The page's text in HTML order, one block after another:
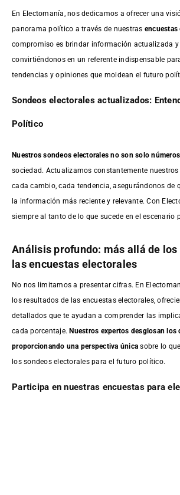
En Electomanía, nos dedicamos a ofrecer una
panorama político a través de nuestras encuestas
compromiso es brindar información actualizada y
convirtiéndonos en un referente indispensable
tendencias y opiniones que moldean el futuro
Sondeos electorales actualizados:
Político
Nuestros sondeos electorales no son solo números
sociedad. Actualizamos constantemente
cada cambio, cada tendencia, asegurándonos de
la información más reciente y relevante. Con
siempre al tanto de lo que sucede en el escenario
Análisis profundo: más allá de los
las encuestas electorales
No nos limitamos a presentar cifras. En
los resultados de las encuestas electorales,
detallados que te ayudan a comprender las
cada porcentaje.Nuestros expertos desglosan los
proporcionando una perspectiva única sobre lo
los sondeos electorales para el futuro político.
Participa en nuestras encuestas para